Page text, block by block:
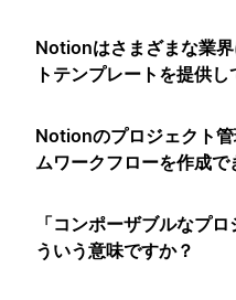
Notionはさまざまな業
トテンプレートを提供し
Notionのプロジェクト
ムワークフローを作成で
「コンポーザブルなプ
ういう意味ですか？